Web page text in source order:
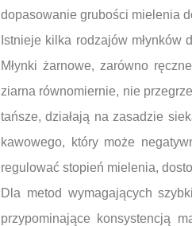
dopasowanie grubości mielenia
Istnieje kilka rodzajów
Młynki żarnowe, zarówno
ziarna równomiernie, nie
tańsze, działają na zasadzie
kawowego, który może
regulować stopień mielenia,
Dla metod wymagających
przypominające konsystencją